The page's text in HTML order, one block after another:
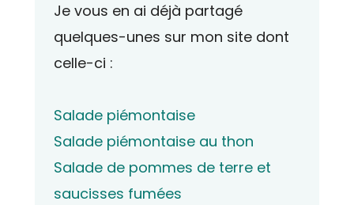
Je vous en ai déjà partagé
quelques-unes sur mon site dont
celle-ci :
Salade piémontaise
Salade piémontaise au thon
Salade de pommes de terre et
saucisses fumées